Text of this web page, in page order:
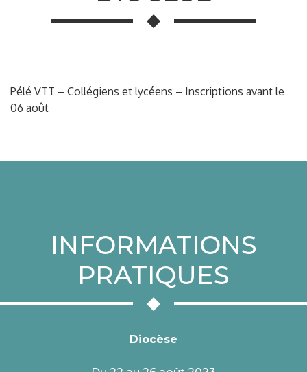
Pélé VTT – Collégiens et lycéens – Inscriptions avant le
06 août
INFORMATIONS
PRATIQUES
Diocèse